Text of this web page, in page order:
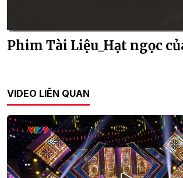
Current
0:16 Duration
28:24
Phim Tài Liệu_Hạt ngọc
VIDEO LIÊN QUAN